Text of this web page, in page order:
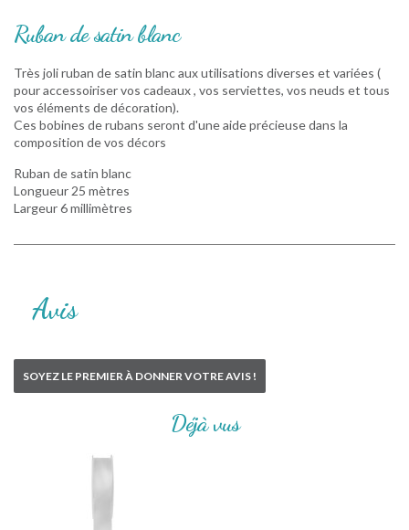
Ruban de satin blanc
Très joli ruban de satin blanc aux utilisations diverses et variées (
pour accessoiriser vos cadeaux , vos serviettes, vos neuds et tous
vos éléments de décoration).
Ces bobines de rubans seront d'une aide précieuse dans la
composition de vos décors
Ruban de satin blanc
Longueur 25 mètres
Largeur 6 millimètres
Avis
SOYEZ LE PREMIER À DONNER VOTRE AVIS !
Déjà vus